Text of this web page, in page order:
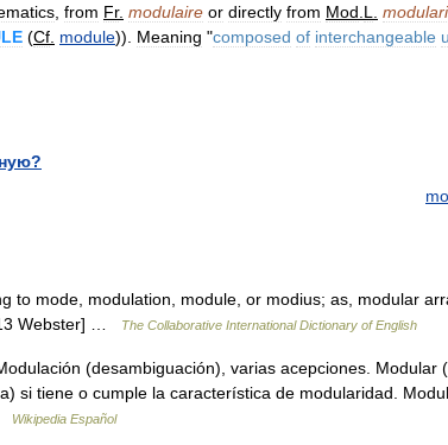
from Fr. modulaire or directly from Mod L
(Cf module)). Meaning "composed of interchangeable
to mode, modulation, module, or modius; as, modular
Webster] …
The Collaborative International Dictionary of English
(desambiguación), varias acepciones. Modular
si tiene o cumple la característica de modularidad.
Wikipedia Español